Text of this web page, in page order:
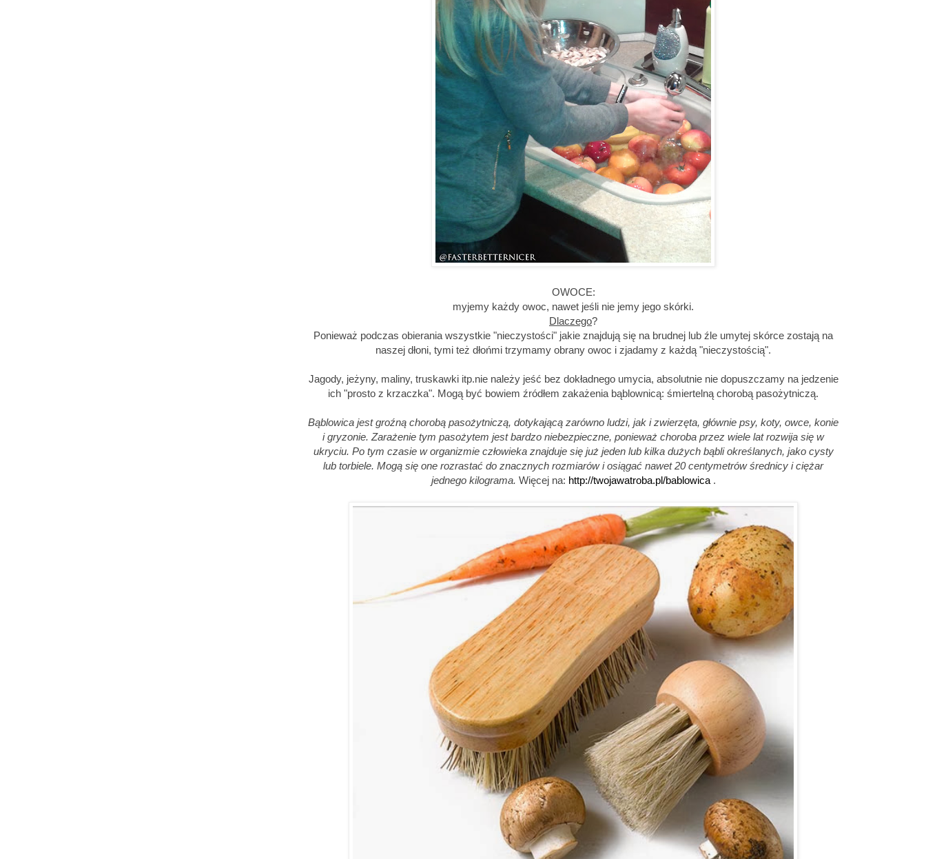
OWOCE:
myjemy każdy owoc, nawet jeśli nie jemy jego skórki.
Dlaczego?
Ponieważ podczas obierania wszystkie "nieczystości" jakie znajdują się na brudnej lub źle umytej skórce zostają na
naszej dłoni, tymi też dłońmi trzymamy obrany owoc i zjadamy z każdą "nieczystością".
Jagody, jeżyny, maliny, truskawki itp.nie należy jeść bez dokładnego umycia, absolutnie nie dopuszczamy na jedzenie
ich "prosto z krzaczka". Mogą być bowiem źródłem zakażenia bąblownicą: śmiertelną chorobą pasożytniczą.
Bąblowica jest groźną chorobą pasożytniczą, dotykającą zarówno ludzi, jak i zwierzęta, głównie psy, koty, owce, konie
i gryzonie. Zarażenie tym pasożytem jest bardzo niebezpieczne, ponieważ choroba przez wiele lat rozwija się w
ukryciu. Po tym czasie w organizmie człowieka znajduje się już jeden lub kilka dużych bąbli określanych, jako cysty
lub torbiele. Mogą się one rozrastać do znacznych rozmiarów i osiągać nawet 20 centymetrów średnicy i ciężar
jednego kilograma. Więcej na: http://twojawatroba.pl/bablowica.